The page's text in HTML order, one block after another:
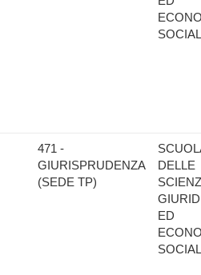
471 -
GIURISPRUDENZA
(SEDE TP)
DELLE
ED